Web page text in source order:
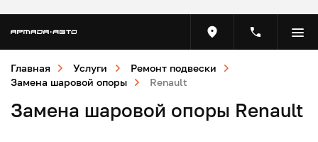
Главная Услуги
Ремонт подвески
Замена шаровой опоры
Renault
Замена шаровой опоры Renault